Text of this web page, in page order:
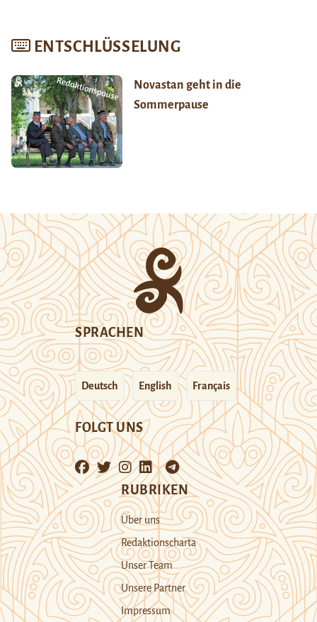
ENTSCHLÜSSELUNG
Novastan geht in die
Sommerpause
SPRACHEN
Deutsch English Français
FOLGT UNS
RUBRIKEN
Über uns
Redaktionscharta
Unser Team
Unsere Partner
Impressum